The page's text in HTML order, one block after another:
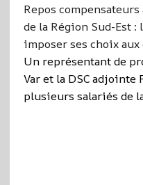
Repos compensateurs
de la Région Sud-Est
imposer ses choix aux
Un représentant de
Var et la DSC adjointe
plusieurs salariés de